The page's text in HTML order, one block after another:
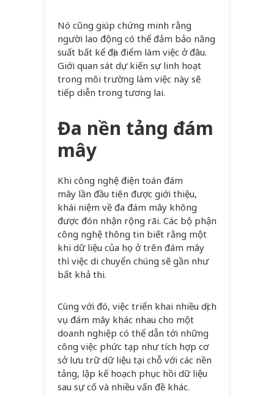
Nó cũng giúp chứng minh rằng
người lao động có thể đảm bảo năng
suất bất kể địa điểm làm việc ở đâu.
Giới quan sát dự kiến sự linh hoạt
trong môi trường làm việc này sẽ
tiếp diễn trong tương lai.
Đa nền tảng đám
mây
Khi công nghệ điện toán đám
mây lần đầu tiên được giới thiệu,
khái niệm về đa đám mây không
được đón nhận rộng rãi. Các bộ phận
công nghệ thông tin biết rằng một
khi dữ liệu của họ ở trên đám mây
thì việc di chuyển chúng sẽ gần như
bất khả thi.
Cùng với đó, việc triển khai nhiều dịch
vụ đám mây khác nhau cho một
doanh nghiệp có thể dẫn tới những
công việc phức tạp như tích hợp cơ
sở lưu trữ dữ liệu tại chỗ với các nền
tảng, lập kế hoạch phục hồi dữ liệu
sau sự cố và nhiều vấn đề khác.